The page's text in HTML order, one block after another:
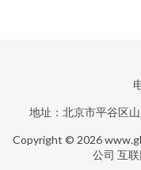
地址：北京市平谷区
Copyright © 2026
公司 互